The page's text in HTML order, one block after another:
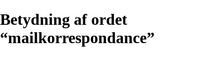
Betydning af ordet
“mailkorrespondance”